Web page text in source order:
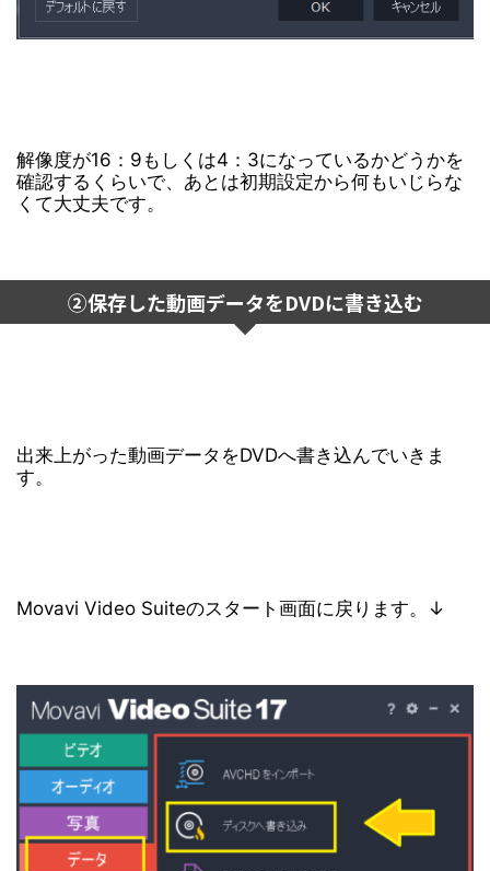
解像度が16：9もしくは4：3になっているかどうかを
確認するくらいで、あとは初期設定から何もいじらな
くて大丈夫です。
②保存した動画データをDVDに書き込む
出来上がった動画データをDVDへ書き込んでいきま
す。
Movavi Video Suiteのスタート画面に戻ります。↓